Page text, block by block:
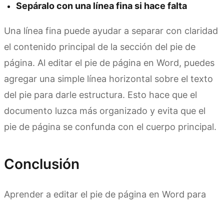
Sepáralo con una línea fina si hace falta
Una línea fina puede ayudar a separar con claridad
el contenido principal de la sección del pie de
página. Al editar el pie de página en Word, puedes
agregar una simple línea horizontal sobre el texto
del pie para darle estructura. Esto hace que el
documento luzca más organizado y evita que el
pie de página se confunda con el cuerpo principal.
Conclusión
Aprender a editar el pie de página en Word para